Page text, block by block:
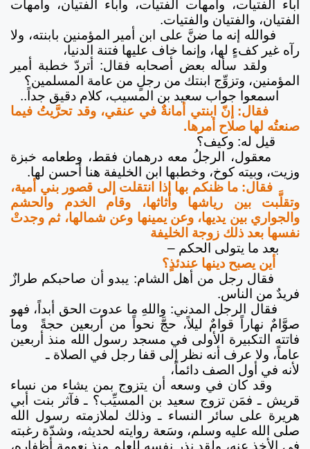
آباء الفتيات، وأمهات الفتيات، وآباء الفتيان، وأمهات
الفتيان، والفتيان والفتيات.
فوالله إنه ما ضنَّ على ابن أمير المؤمنين بابنته، ولا
رآه غير كفءٍ لها، وإنما خاف عليها فتنة الدنيا،
ولقد سأله بعض أصحابه فقال: أتردّ خطبة أمير
المؤمنين، وتزوِّج ابنتك من رجلٍ من عامة المسلمين؟
اسمعوا جواب سعيد بن المسيب، كلام دقيق جداً..
فقال: إنّ ابنتي أمانةٌ في عنقي، وقد تحرَّيتُ فيما
صنعتُه لها صلاح أمرها.
قيل له: وكيف؟
معقول، الرجلُ معه درهمان فقط، وطعامه خبزة
وزيت، وبيته كوخ، وخطبها ابن الخليفة هنا أحسن لها.
فقال: ما ظنكم بها إذا انتقلت إلى قصور بني أمية،
وتقلَّبت بين رياشها وأثاثها، وقام الخدم والحشم
والجواري بين يديها، وعن يمينها وعن شمالها، ثم وجدتْ
نفسها بعد ذلك زوجة الخليفة
بعد ما يتولى الحكم –
أين يصبح دينها عندئذٍ؟
فقال رجل من أهل الشام: يبدو أن صاحبكم طرازٌ
فريدٌ من الناس.
فقال الرجل المدني: واللهِ ما عدوت الحق أبداً، فهو
صوَّامٌ نهاراً قوامٌ ليلاً، حجَّ نحواً من أربعين حجةً وما
فاتته التكبيرة الأولى في مسجد رسول الله منذ أربعين
عاماً، ولا عرف أنه نظر إلى قفا رجل في الصلاة ـ
لأنه في أول الصف دائماً،
وقد كان في وسعه أن يتزوج بمن يشاء من نساء
قريش ـ فمَن تزوج سعيد بن المسيِّب؟ ـ فآثر بنت أبي
هريرة على سائر النساء ـ وذلك لملازمته رسول الله
صلى الله عليه وسلم، وسَعة روايته لحديثه، وشدّة رغبته